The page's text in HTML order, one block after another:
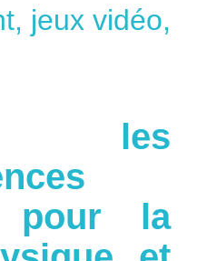
jeux vidéo,
les
pour la